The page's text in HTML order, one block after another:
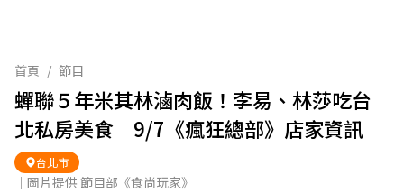
首頁 / 節目
蟬聯５年米其林滷肉飯！李易、林莎吃台
北私房美食｜9/7《瘋狂總部》店家資訊
台北市
｜圖片提供 節目部《食尚玩家》